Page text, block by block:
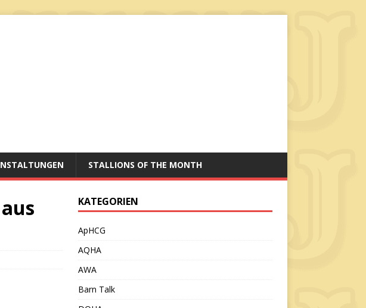
STALLIONS OF THE MONTH
KATEGORIEN
ApHCG
AQHA
AWA
Barn Talk